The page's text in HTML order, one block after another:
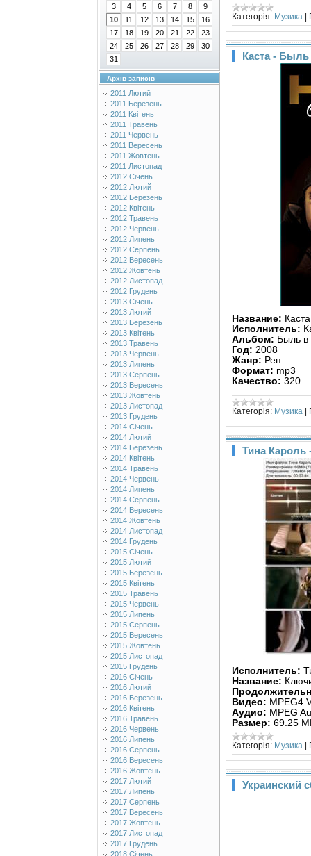
3
4 5 6 7 8
9
10
11 12 13 14 15
16
17
18 19 20 21 22
23
24
25 26 27 28 29
30
31
Архів записів
2011 Лютий
2011 Березень
2011 Квітень
2011 Травень
2011 Червень
2011 Вересень
2011 Жовтень
2011 Листопад
2012 Січень
2012 Лютий
2012 Березень
2012 Квітень
2012 Травень
2012 Червень
2012 Липень
2012 Серпень
2012 Вересень
2012 Жовтень
2012 Листопад
2012 Грудень
2013 Січень
2013 Лютий
2013 Березень
2013 Квітень
2013 Травень
2013 Червень
2013 Липень
2013 Серпень
2013 Вересень
2013 Жовтень
2013 Листопад
2013 Грудень
2014 Січень
2014 Лютий
2014 Березень
2014 Квітень
2014 Травень
2014 Червень
2014 Липень
2014 Серпень
2014 Вересень
2014 Жовтень
2014 Листопад
2014 Грудень
2015 Січень
2015 Лютий
2015 Березень
2015 Квітень
2015 Травень
2015 Червень
2015 Липень
2015 Серпень
2015 Вересень
2015 Жовтень
2015 Листопад
2015 Грудень
2016 Січень
2016 Лютий
2016 Березень
2016 Квітень
2016 Травень
2016 Червень
2016 Липень
2016 Серпень
2016 Вересень
2016 Жовтень
2017 Лютий
2017 Липень
2017 Серпень
2017 Вересень
2017 Жовтень
2017 Листопад
2017 Грудень
2018 Січень
Категорія: Музика
Каста - Быль
Название:
Исполнитель:
Альбом: Быль в
Год: 2008
Жанр: Реп
Формат: mp3
Качество: 320
Категорія: Музика
Тина Кароль
Исполнитель:
Название:
Видео: MPEG4
Аудио: MPEG
Размер: 69.25
Категорія: Музика |
Украинский